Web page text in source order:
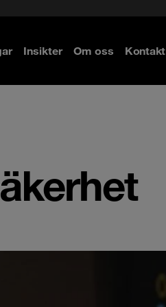
Insikter Om oss Kontakt